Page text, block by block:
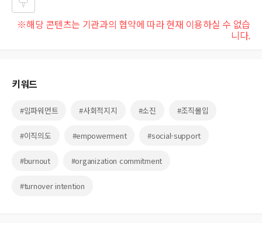
찾기
※해당 콘텐츠는 기관과의 협약에 따라 현재 이용하실 수 없습
니다.
키워드
#임파워먼트 #사회적지지 #소진 #조직몰입
#이직의도 #empowerment #social-support
#burnout #organization commitment
#turnover intention